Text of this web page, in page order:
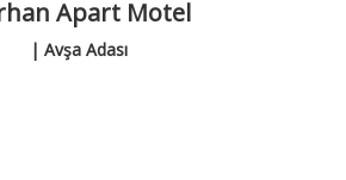
Apart Motel
| Avşa Adası